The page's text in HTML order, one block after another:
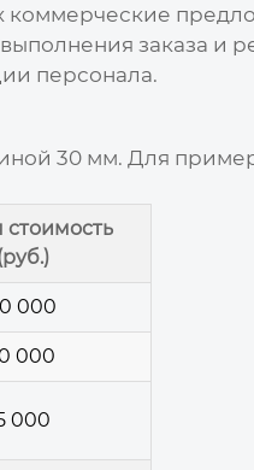
коммерческие
заказа и
персонала.
30 мм. Для
000
000
000